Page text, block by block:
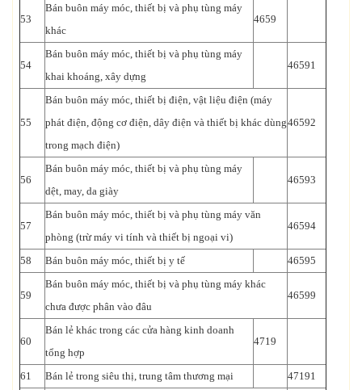
53
Bán buôn máy móc, thiết bị và phụ tùng máy
khác
4659
54
Bán buôn máy móc, thiết bị và phụ tùng máy
khai khoáng, xây dựng
46591
55
Bán buôn máy móc, thiết bị điện, vật liệu điện (máy
phát điện, động cơ điện, dây điện và thiết bị khác dùng
trong mạch điện)
46592
56
Bán buôn máy móc, thiết bị và phụ tùng máy
dệt, may, da giày
46593
57
Bán buôn máy móc, thiết bị và phụ tùng máy văn
phòng (trừ máy vi tính và thiết bị ngoại vi)
46594
58 Bán buôn máy móc, thiết bị y tế 46595
59
Bán buôn máy móc, thiết bị và phụ tùng máy khác
chưa được phân vào đâu
46599
60
Bán lẻ khác trong các cửa hàng kinh doanh
tổng hợp
4719
61 Bán lẻ trong siêu thị, trung tâm thương mại 47191